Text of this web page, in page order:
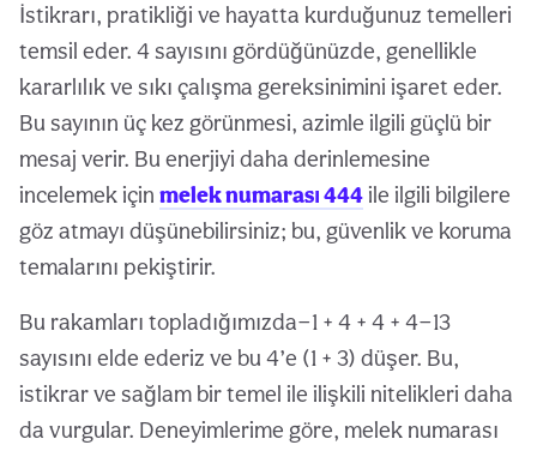
İstikrarı, pratikliği ve hayatta kurduğunuz temelleri
temsil eder. 4 sayısını gördüğünüzde, genellikle
kararlılık ve sıkı çalışma gereksinimini işaret eder.
Bu sayının üç kez görünmesi, azimle ilgili güçlü bir
mesaj verir. Bu enerjiyi daha derinlemesine
incelemek için melek numarası 444 ile ilgili bilgilere
göz atmayı düşünebilirsiniz; bu, güvenlik ve koruma
temalarını pekiştirir.
Bu rakamları topladığımızda—1 + 4 + 4 + 4—13
sayısını elde ederiz ve bu 4’e (1 + 3) düşer. Bu,
istikrar ve sağlam bir temel ile ilişkili nitelikleri daha
da vurgular. Deneyimlerime göre, melek numarası